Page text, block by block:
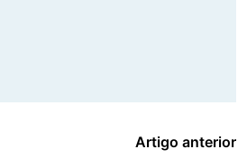
Artigo anterior